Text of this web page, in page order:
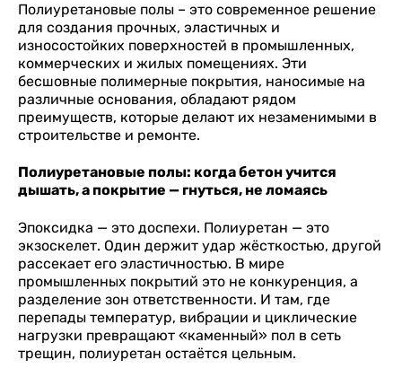
Полиуретановые полы – это современное решение
для создания прочных, эластичных и
износостойких поверхностей в промышленных,
коммерческих и жилых помещениях. Эти
бесшовные полимерные покрытия, наносимые на
различные основания, обладают рядом
преимуществ, которые делают их незаменимыми в
строительстве и ремонте.
Полиуретановые полы: когда бетон учится
дышать, а покрытие — гнуться, не ломаясь
Эпоксидка — это доспехи. Полиуретан — это
экзоскелет. Один держит удар жёсткостью, другой
рассекает его эластичностью. В мире
промышленных покрытий это не конкуренция, а
разделение зон ответственности. И там, где
перепады температур, вибрации и циклические
нагрузки превращают «каменный» пол в сеть
трещин, полиуретан остаётся цельным.